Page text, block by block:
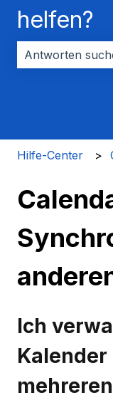
helfen?
Hilfe-Center
Ich